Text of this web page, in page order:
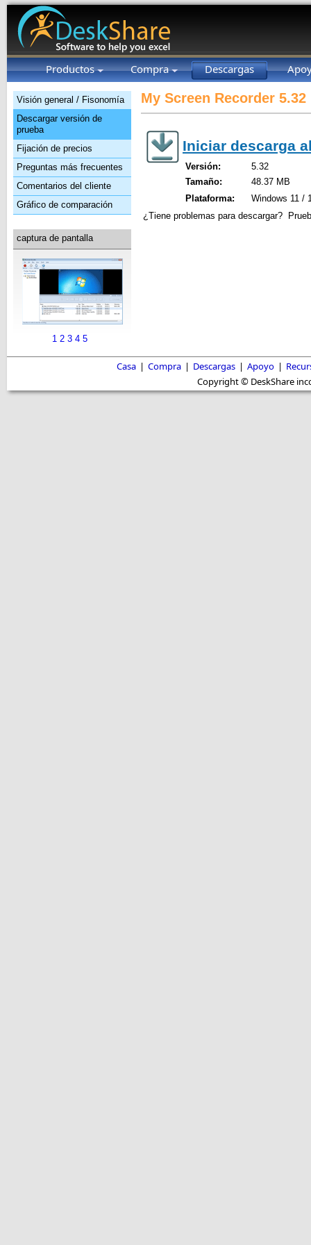
Productos Compra Descargas
Visión general / Fisonomía
Descargar versión de
prueba
Fijación de precios
Preguntas más frecuentes
Comentarios del cliente
Gráfico de comparación
captura de pantalla
1 2 3 4 5
My Screen Recorder 5.32
Iniciar descarga
Versión:
5.32
Tamaño:
48.37 MB
Plataforma:
Windows 11 /
¿Tiene problemas para descargar?
Casa | Compra | Descargas | Apoyo |
Copyright © DeskShare